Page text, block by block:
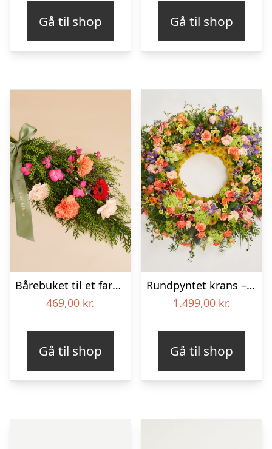
Gå til shop Gå til shop
Bårebuket til et farverigt minde med bånd
469,00 kr.
Gå til shop
Rundpyntet krans – Et farverigt farvel
1.499,00 kr.
Gå til shop